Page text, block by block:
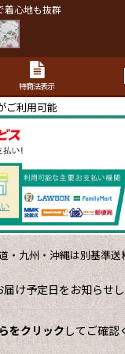
着心地も抜群
特商法表示
ご利用可能
・九州・沖縄は別基準送
届け予定日をお知ら
をクリックしてご確